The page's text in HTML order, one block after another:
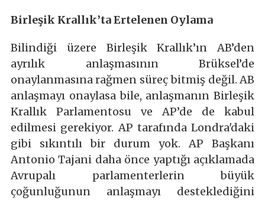
Birleşik Krallık’ta Ertelenen Oylama
Bilindiği üzere Birleşik Krallık’ın AB’den
ayrılık anlaşmasının Brüksel’de
onaylanmasına rağmen süreç bitmiş değil. AB
anlaşmayı onaylasa bile, anlaşmanın Birleşik
Krallık Parlamentosu ve AP’de de kabul
edilmesi gerekiyor. AP tarafında Londra'daki
gibi sıkıntılı bir durum yok. AP Başkanı
Antonio Tajani daha önce yaptığı açıklamada
Avrupalı parlamenterlerin büyük
çoğunluğunun anlaşmayı desteklediğini